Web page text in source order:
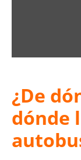
¿De
dónde